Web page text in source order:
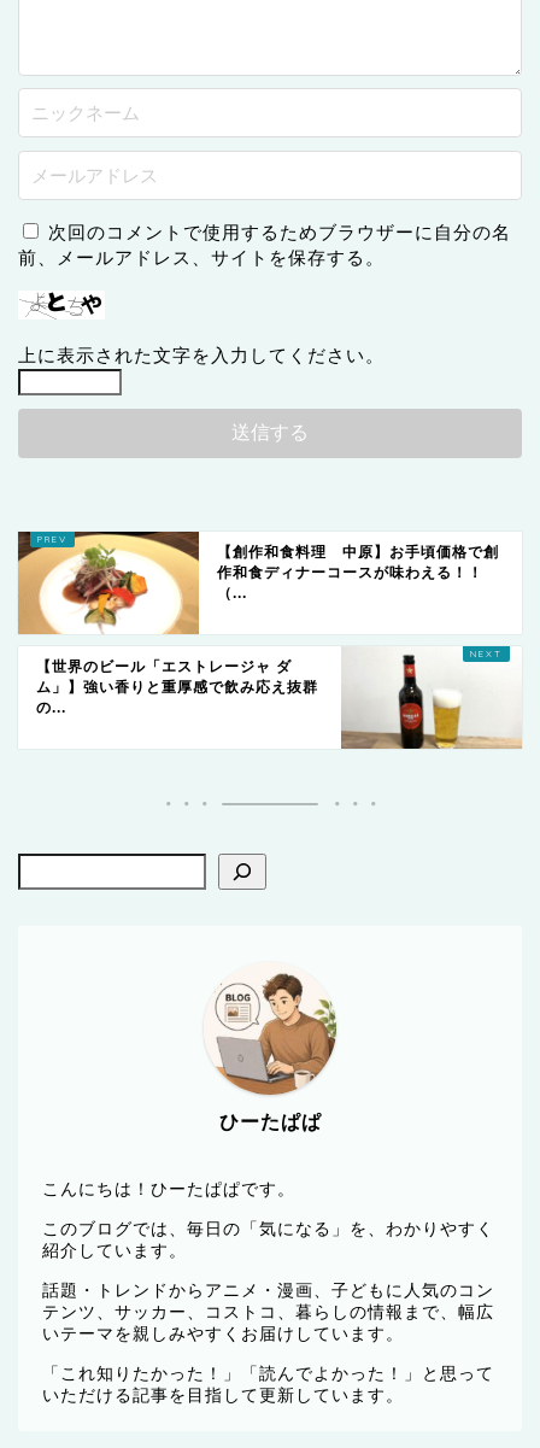
次回のコメントで使用するためブラウザーに自分の名
前、メールアドレス、サイトを保存する。
上に表示された文字を入力してください。
【創作和食料理 中原】お手頃価格で創
作和食ディナーコースが味わえる！！
（...
【世界のビール「エストレージャ ダ
ム」】強い香りと重厚感で飲み応え抜群
の...
ひーたぱぱ
こんにちは！ひーたぱぱです。
このブログでは、毎日の「気になる」を、わかりやすく
紹介しています。
話題・トレンドからアニメ・漫画、子どもに人気のコン
テンツ、サッカー、コストコ、暮らしの情報まで、幅広
いテーマを親しみやすくお届けしています。
「これ知りたかった！」「読んでよかった！」と思って
いただける記事を目指して更新しています。